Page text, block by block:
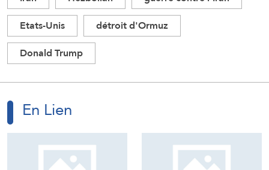
Etats-Unis
détroit d'Ormuz
Donald Trump
En Lien